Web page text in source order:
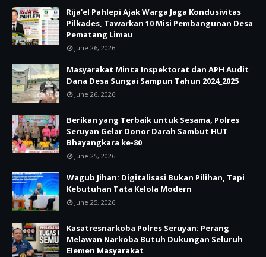
Rija'el Pahlepi Ajak Warga Jaga Kondusivitas
Pilkades, Tawarkan 10 Misi Pembangunan Desa
Pematang Limau
June 26, 2026
Masyarakat Minta Inspektorat dan APH Audit
Dana Desa Sungai Sampun Tahun 2024_2025
June 26, 2026
Berikan yang Terbaik untuk Sesama, Polres
Seruyan Gelar Donor Darah Sambut HUT
Bhayangkara ke-80
June 25, 2026
Wagub Jihan: Digitalisasi Bukan Pilihan, Tapi
Kebutuhan Tata Kelola Modern
June 25, 2026
Kasatresnarkoba Polres Seruyan: Perang
Melawan Narkoba Butuh Dukungan Seluruh
Elemen Masyarakat